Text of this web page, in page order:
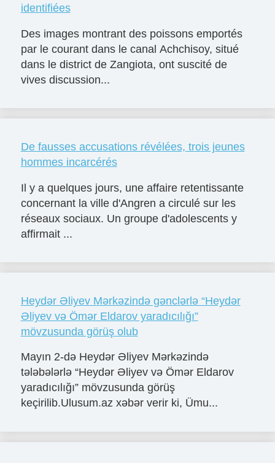
identifiées
Des images montrant des poissons emportés
par le courant dans le canal Achchisoy, situé
dans le district de Zangiota, ont suscité de
vives discussion...
De fausses accusations révélées, trois jeunes
hommes incarcérés
Il y a quelques jours, une affaire retentissante
concernant la ville d'Angren a circulé sur les
réseaux sociaux. Un groupe d'adolescents y
affirmait ...
Heydər Əliyev Mərkəzində gənclərlə “Heydər
Əliyev və Ömər Eldarov yaradıcılığı”
mövzusunda görüş olub
Mayın 2-də Heydər Əliyev Mərkəzində
tələbələrlə “Heydər Əliyev və Ömər Eldarov
yaradıcılığı” mövzusunda görüş
keçirilib.Ulusum.az xəbər verir ki, Ümu...